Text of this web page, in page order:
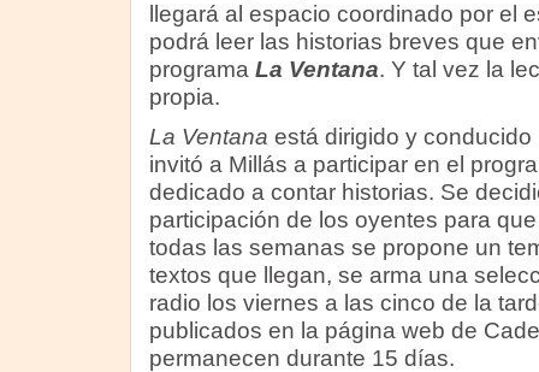
llegará al espacio coordinado por el
podrá leer las historias breves que
programa La Ventana. Y tal vez la
propia.
La Ventana está dirigido y
invitó a Millás a participar en el
dedicado a contar historias. Se
participación de los oyentes para
todas las semanas se propone un
textos que llegan, se arma una
radio los viernes a las cinco de la
publicados en la página web de
permanecen durante 15 días.